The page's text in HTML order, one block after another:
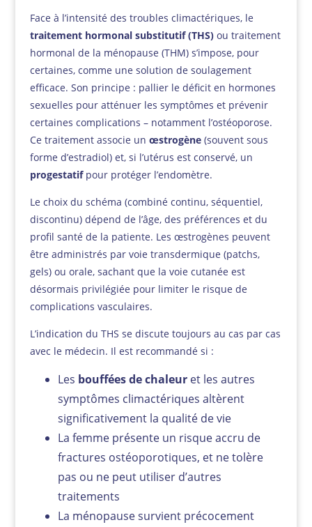
Face à l’intensité des troubles climactériques, le
traitement hormonal substitutif (THS)ou traitement
hormonal de la ménopause (THM) s’impose, pour
certaines, comme une solution de soulagement
efficace. Son principe : pallier le déficit en hormones
sexuelles pour atténuer les symptômes et prévenir
certaines complications – notamment l’ostéoporose.
Ce traitement associe un œstrogène(souvent sous
forme d’estradiol) et, si l’utérus est conservé, un
progestatifpour protéger l’endomètre.
Le choix du schéma (combiné continu, séquentiel,
discontinu) dépend de l’âge, des préférences et du
profil santé de la patiente. Les œstrogènes peuvent
être administrés par voie transdermique (patchs,
gels) ou orale, sachant que la voie cutanée est
désormais privilégiée pour limiter le risque de
complications vasculaires.
L’indication du THS se discute toujours au cas par cas
avec le médecin. Il est recommandé si :
Les bouffées de chaleuret les autres
symptômes climactériques altèrent
significativement la qualité de vie
La femme présente un risque accru de
fractures ostéoporotiques, et ne tolère
pas ou ne peut utiliser d’autres
traitements
La ménopause survient précocement